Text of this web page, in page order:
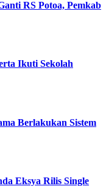
RS Potoa, Pemkab
Ikuti Sekolah
Berlakukan Sistem
Eksya Rilis Single